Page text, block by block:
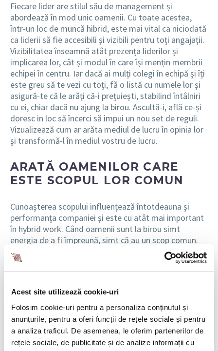
Acest site utilizează cookie-uri
Folosim cookie-uri pentru a personaliza conținutul și
anunțurile, pentru a oferi funcții de rețele sociale și pentru
a analiza traficul. De asemenea, le oferim partenerilor de
rețele sociale, de publicitate și de analize informații cu
Fiecare lider are stilul său de management și
abordează în mod unic oamenii. Cu toate acestea,
într-un loc de muncă hibrid, este mai vital ca niciodată
ca liderii să fie accesibili și vizibili pentru toți angajații.
Vizibilitatea înseamnă atât prezența liderilor și
implicarea lor, cât și modul în care își mențin membrii
echipei în centru. Iar dacă ai mulți colegi în echipă și îți
este greu să te vezi cu toți, fă o listă cu numele lor și
asigură-te că le arăți că-i prețuiești, stabilind întâlniri
cu ei, chiar dacă nu ajung la birou. Ascultă-i, află ce-și
doresc in loc să încerci să impui un nou set de reguli.
Vizualizează cum ar arăta mediul de lucru în opinia lor
și transformă-l în mediul vostru de lucru.
ARATĂ OAMENILOR CARE
ESTE SCOPUL LOR COMUN
Cunoașterea scopului influențează întotdeauna și
performanța companiei și este cu atât mai important
în hybrid work. Când oamenii sunt la birou simt
energia de a fi împreună, simt că au un scop comun.
Întâlnesc colegi în orice moment, discută despre
strategii, clienți sau despre noutățile companiei. Când
lucrează la distanță au aceleași oportunități, însă mulți
Aici este foarte important ca liderii să intervină și să
puncteze scopul companiei. Să prezinte obiectivele
generale și să se asigure că oamenii simt că munca lor
contribuie la succesul organizației. Să-i încurajeze să
colaboreze eficient în echipă, pe diferite proiecte și